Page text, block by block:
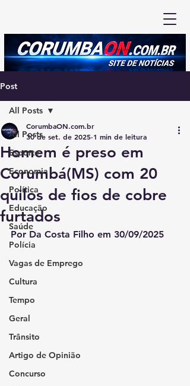
Post
All Posts
Esporte
Economia
Política
Educação
Saúde
Polícia
Vagas de Emprego
Cultura
Tempo
Geral
Trânsito
Artigo de Opinião
Concurso
All Posts
Homem é preso em
Corumbá(MS) com 20
quilos de fios de cobre
furtados
CorumbaON.com.br
30 de set. de 2025 1 min de leitura
Por Da Costa Filho em 30/09/2025